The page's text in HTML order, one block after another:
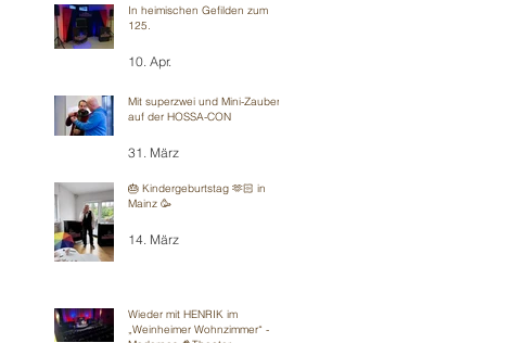
In heimischen Gefilden zum
125.
10. Apr.
Mit superzwei und Mini-Zauberei
auf der HOSSA-CON
31. März
🎂 Kindergeburtstag 🫶🏻 in
Mainz 🥳
14. März
Wieder mit HENRIK im
„Weinheimer Wohnzimmer“ -